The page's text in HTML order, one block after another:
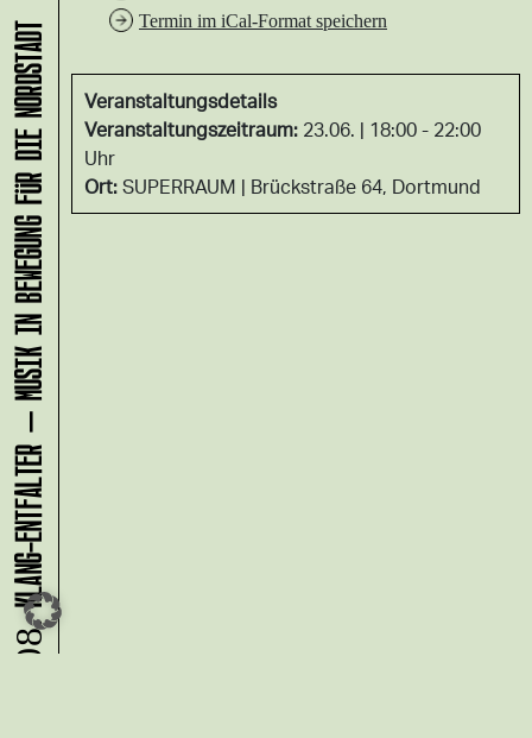
Termin im iCal-Format speichern
Veranstaltungsdetails
Veranstaltungszeitraum: 23.06. | 18:00 - 22:00
Uhr
Ort:SUPERRAUM Brückstraße 64, Dortmund
08.08.
KLANG-ENTFALTER – MUSIK IN BEWEGUNG FÜR DIE NORDSTADT